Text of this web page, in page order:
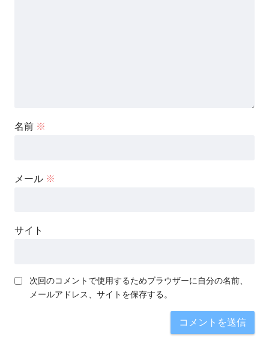
名前 ※
メール ※
サイト
次回のコメントで使用するためブラウザーに自分の名前、
メールアドレス、サイトを保存する。